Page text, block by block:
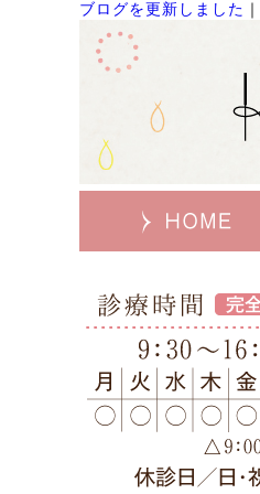
ブログを更新しました